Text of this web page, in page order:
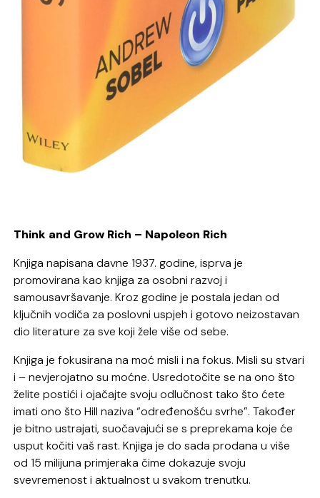
Think and Grow Rich – Napoleon Rich
Knjiga napisana davne 1937. godine, isprva je
promovirana kao knjiga za osobni razvoj i
samousavršavanje. Kroz godine je postala jedan od
ključnih vodiča za poslovni uspjeh i gotovo neizostavan
dio literature za sve koji žele više od sebe.
Knjiga je fokusirana na moć misli i na fokus. Misli su stvari
i – nevjerojatno su moćne. Usredotočite se na ono što
želite postići i ojačajte svoju odlučnost tako što ćete
imati ono što Hill naziva “određenošću svrhe”. Također
je bitno ustrajati, suočavajući se s preprekama koje će
usput kočiti vaš rast. Knjiga je do sada prodana u više
od 15 milijuna primjeraka čime dokazuje svoju
svevremenost i aktualnost u svakom trenutku.